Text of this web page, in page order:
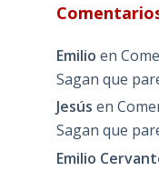
Emilio en
Sagan que
Jesús en
Sagan que
Emilio